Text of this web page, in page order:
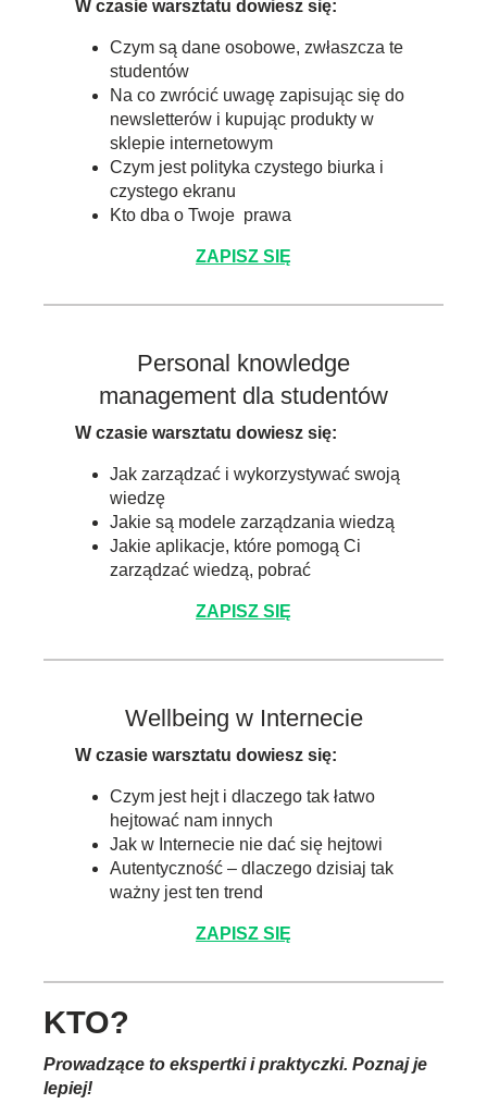
W czasie warsztatu dowiesz się:
Czym są dane osobowe, zwłaszcza te
studentów
Na co zwrócić uwagę zapisując się do
newsletterów i kupując produkty w
sklepie internetowym
Czym jest polityka czystego biurka i
czystego ekranu
Kto dba o Twoje prawa
ZAPISZ SIĘ
Personal knowledge
management dla studentów
W czasie warsztatu dowiesz się:
Jak zarządzać i wykorzystywać swoją
wiedzę
Jakie są modele zarządzania wiedzą
Jakie aplikacje, które pomogą Ci
zarządzać wiedzą, pobrać
ZAPISZ SIĘ
Wellbeing w Internecie
W czasie warsztatu dowiesz się:
Czym jest hejt i dlaczego tak łatwo
hejtować nam innych
Jak w Internecie nie dać się hejtowi
Autentyczność – dlaczego dzisiaj tak
ważny jest ten trend
ZAPISZ SIĘ
KTO?
Prowadzące to ekspertki i praktyczki. Poznaj je
lepiej!